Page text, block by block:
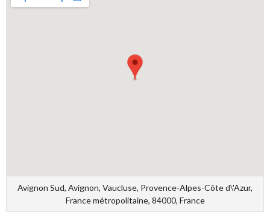
Avignon Sud, Avignon, Vaucluse, Provence-Alpes-Côte d\'Azur,
France métropolitaine, 84000, France